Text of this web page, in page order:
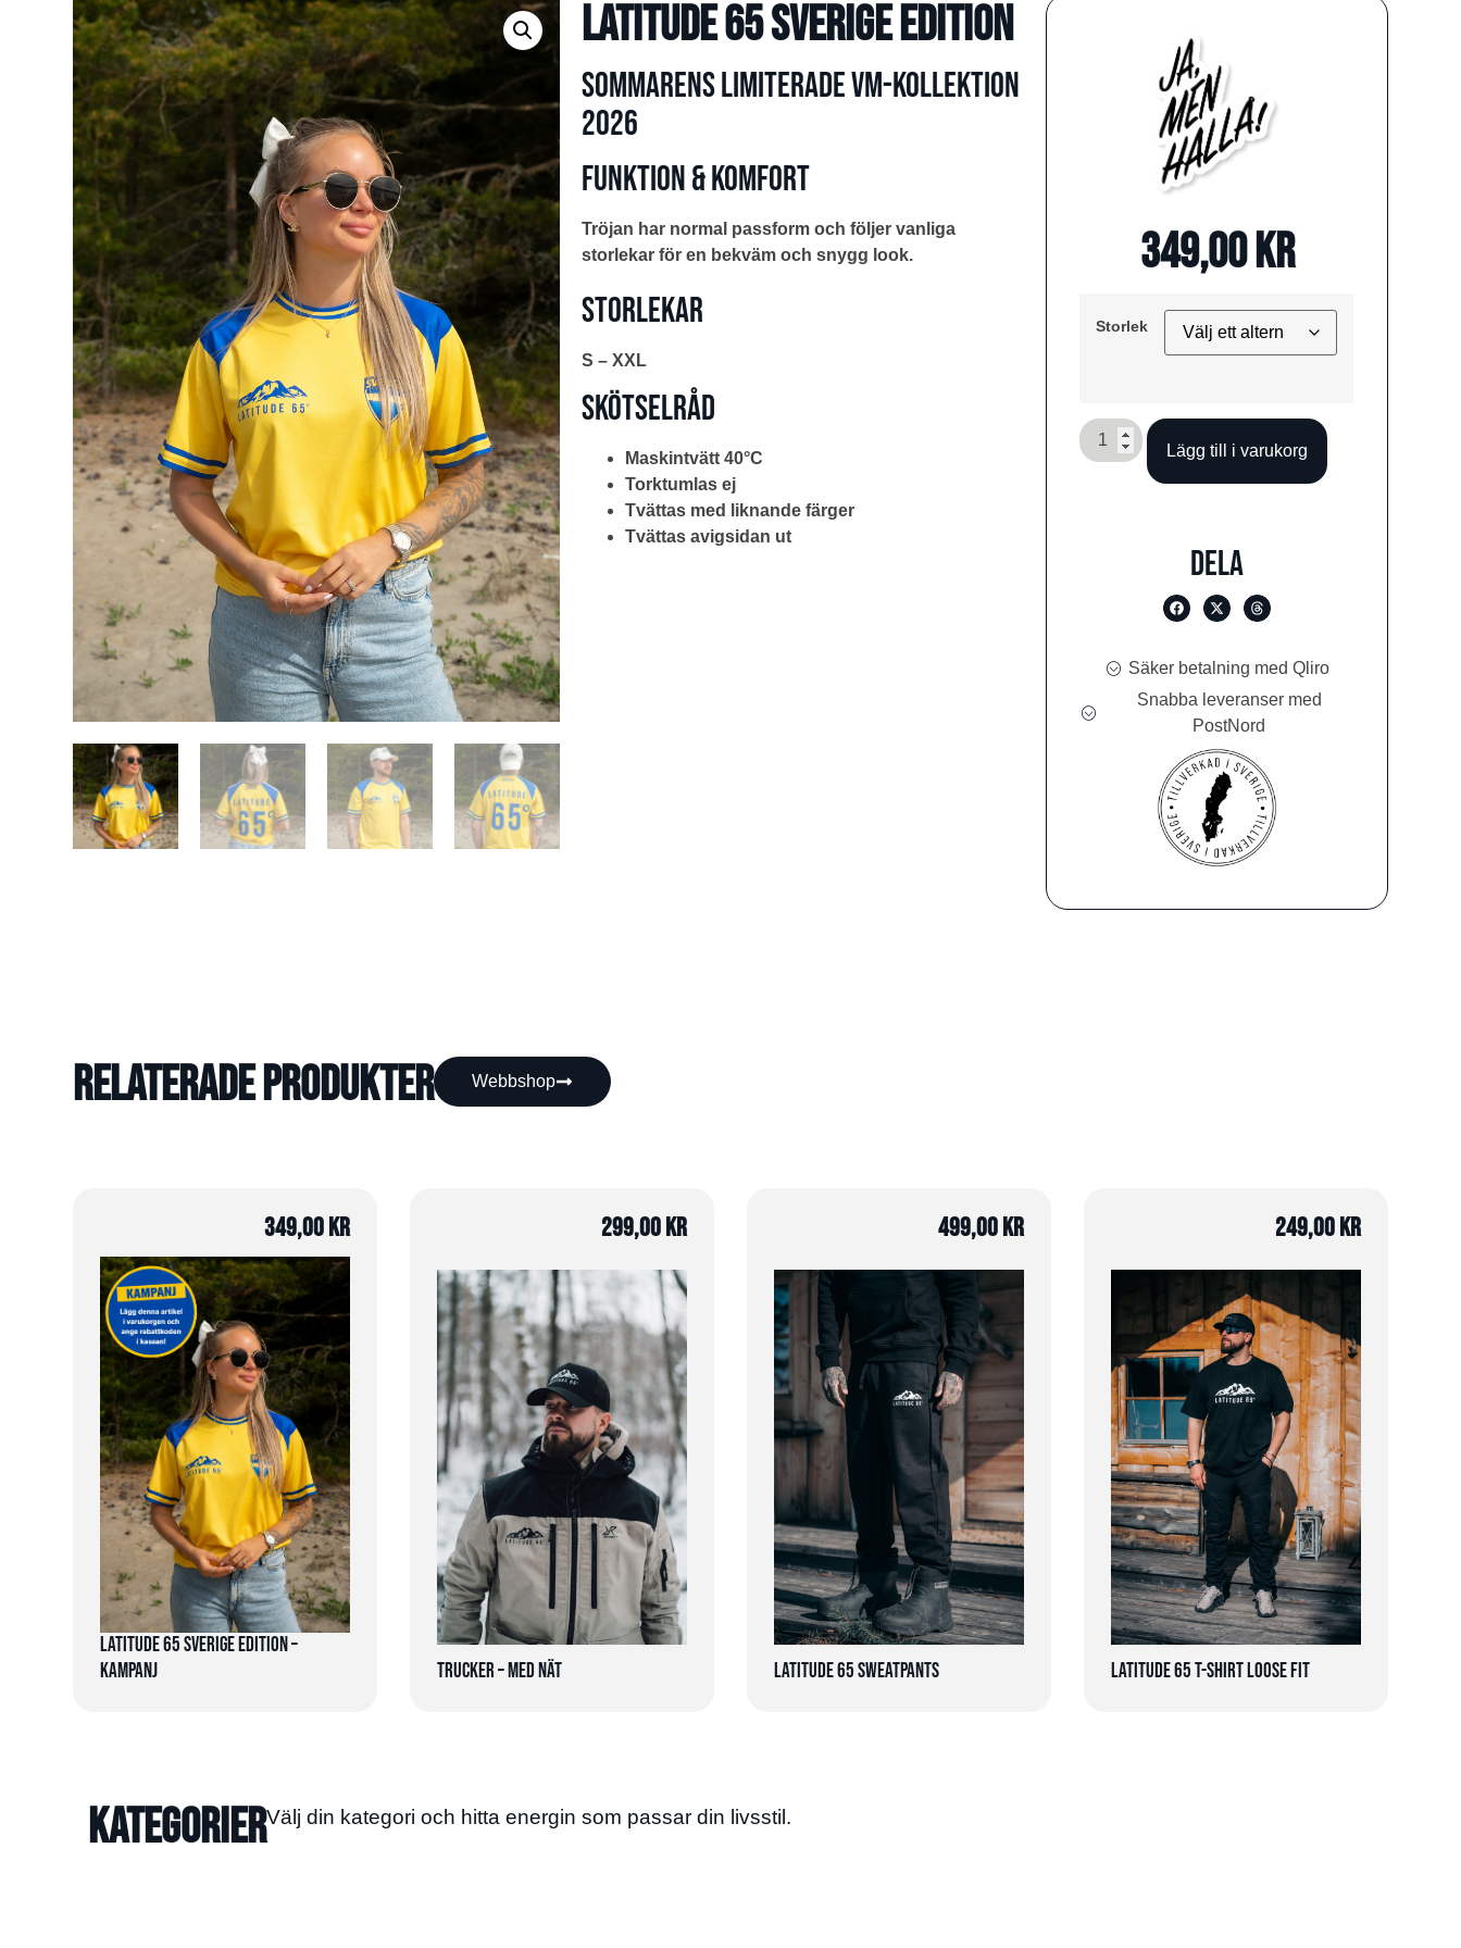
Latitude 65 Sverige Edition
Sommarens limiterade VM-kollektion
2026
Funktion & komfort
Tröjan har normal passform och följer vanliga
storlekar för en bekväm och snygg look.
Storlekar
S – XXL
Skötselråd
Maskintvätt 40°C
Torktumlas ej
Tvättas med liknande färger
Tvättas avigsidan ut
349,00kr
Storlek
Lägg till i varukorg
Dela
Säker betalning med Qliro
Snabba leveranser med
PostNord
Relaterade produkter Webbshop
349,00 kr
Latitude 65 Sverige Edition –
Kampanj
299,00 kr
Trucker – med nät
499,00 kr
Latitude 65 Sweatpants
249,00 kr
Latitude 65 T-shirt Loose Fit
KategorierVälj din kategori och hitta energin som passar din livsstil.